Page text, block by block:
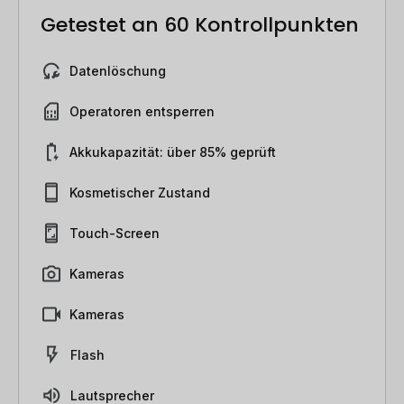
Getestet an 60 Kontrollpunkten
Datenlöschung
Operatoren entsperren
Akkukapazität: über 85% geprüft
Kosmetischer Zustand
Touch-Screen
Kameras
Kameras
Flash
Lautsprecher